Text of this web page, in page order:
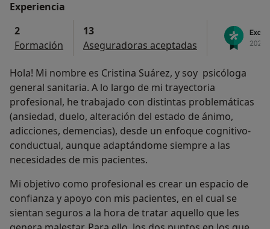
Experiencia
2
Formación
13
Aseguradoras aceptadas
Hola! Mi nombre es Cristina Suárez, y soy psicóloga
general sanitaria. A lo largo de mi trayectoria
profesional, he trabajado con distintas problemáticas
(ansiedad, duelo, alteración del estado de ánimo,
adicciones, demencias), desde un enfoque cognitivo-
conductual, aunque adaptándome siempre a las
necesidades de mis pacientes.
Mi objetivo como profesional es crear un espacio de
confianza y apoyo con mis pacientes, en el cual se
sientan seguros a la hora de tratar aquello que les